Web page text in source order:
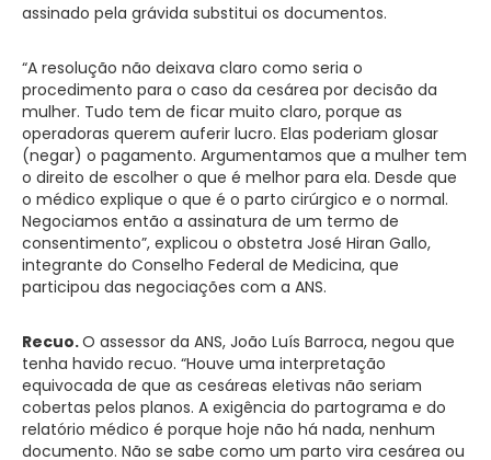
assinado pela grávida substitui os documentos.
“A resolução não deixava claro como seria o
procedimento para o caso da cesárea por decisão da
mulher. Tudo tem de ficar muito claro, porque as
operadoras querem auferir lucro. Elas poderiam glosar
(negar) o pagamento. Argumentamos que a mulher tem
o direito de escolher o que é melhor para ela. Desde que
o médico explique o que é o parto cirúrgico e o normal.
Negociamos então a assinatura de um termo de
consentimento”, explicou o obstetra José Hiran Gallo,
integrante do Conselho Federal de Medicina, que
participou das negociações com a ANS.
Recuo.O assessor da ANS, João Luís Barroca, negou que
tenha havido recuo. “Houve uma interpretação
equivocada de que as cesáreas eletivas não seriam
cobertas pelos planos. A exigência do partograma e do
relatório médico é porque hoje não há nada, nenhum
documento. Não se sabe como um parto vira cesárea ou